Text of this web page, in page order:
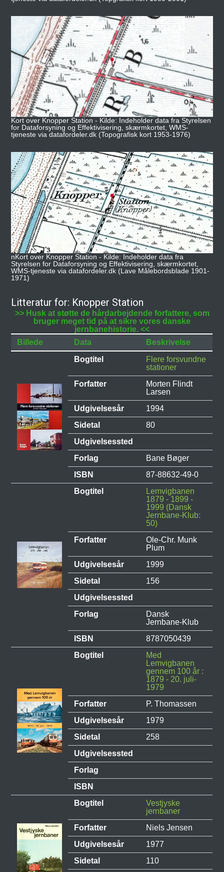
Kort over Knopper Station - Kilde: Indeholder data fra Styrelsen
for Dataforsyning og Effektivisering, skærmkortet, WMS-
tjeneste via datafordeler.dk (Topografisk kort 1953-1976)
nKort over Knopper Station - Kilde: Indeholder data fra
Styrelsen for Dataforsyning og Effektivisering, skærmkortet,
WMS-tjeneste via datafordeler.dk (Lave Målebordsblade 1901-
1971)
Litteratur for: Knopper Station
>> Husk at støtte de hårdarbejdende forfattere, som
bruger meget tid på at sikre vores danske
jernbanehistorie. <<
Billede
Data
Beskrivelse
Bogtitel
Flere forsvundne
stationer
Forfatter
Morten Flindt
Larsen
Udgivelsesår
1994
Sidetal
80
Udgivelsessted
Forlag
Bane Bøger
ISBN
87-88632-49-0
Bogtitel
Lemvigbanen
1879 - 1899 -
1999 (Dansk
Jernbane-Klub:
50)
Forfatter
Ole-Chr. Munk
Plum
Udgivelsesår
1999
Sidetal
156
Udgivelsessted
Forlag
Dansk
Jernbane-Klub
ISBN
8787050439
Bogtitel
Med
Lemvigbanen
gennem 100 år :
1879 - 20. juli-
1979
Forfatter
P. Thomassen
Udgivelsesår
1979
Sidetal
258
Udgivelsessted
Forlag
ISBN
Bogtitel
Vestjyske
jernbaner
Forfatter
Niels Jensen
Udgivelsesår
1977
Sidetal
110